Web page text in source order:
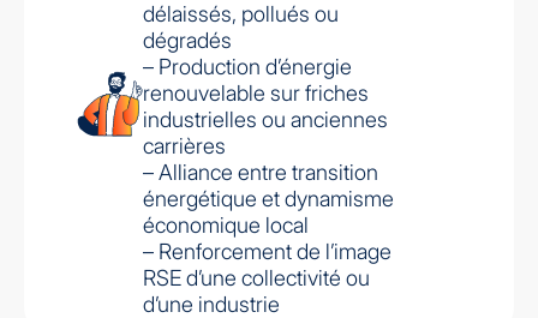
délaissés, pollués ou
dégradés
– Production d’énergie
renouvelable sur friches
industrielles ou anciennes
carrières
– Alliance entre transition
énergétique et dynamisme
économique local
– Renforcement de l’image
RSE d’une collectivité ou
d’une industrie